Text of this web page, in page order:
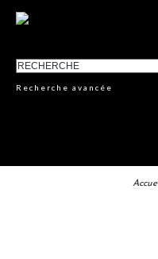
Recherche avancée